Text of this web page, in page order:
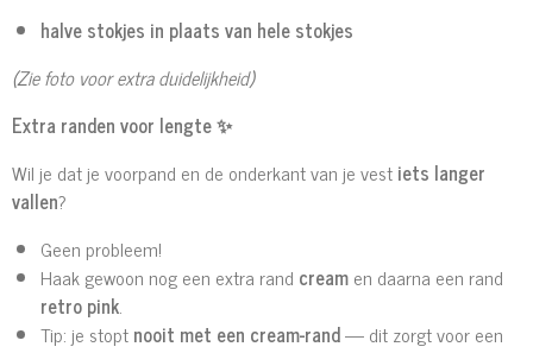
halve stokjes in plaats van hele stokjes
(Zie foto voor extra duidelijkheid)
Extra randen voor lengte✨
Wil je dat je voorpand en de onderkant van je vestiets langer
vallen?
Geen probleem!
Haak gewoon nog een extra rand creamen daarna een rand
retro pink.
Tip: je stoptnooit met een cream-rand— dit zorgt voor een